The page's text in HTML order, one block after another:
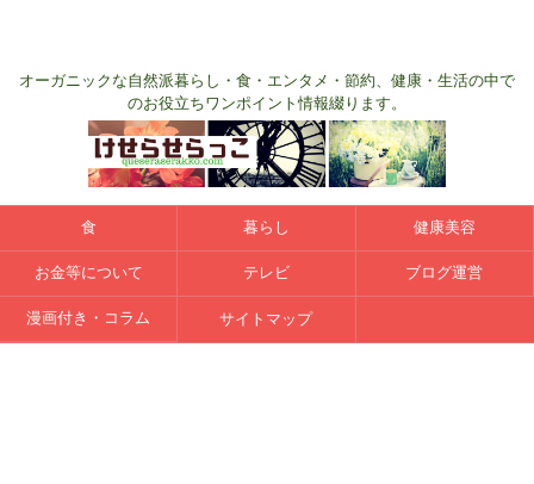
オーガニックな自然派暮らし・食・エンタメ・節約、健康・生活の中で
のお役立ちワンポイント情報綴ります。
食 暮らし 健康美容
お金等について テレビ ブログ運営
漫画付き・コラム サイトマップ